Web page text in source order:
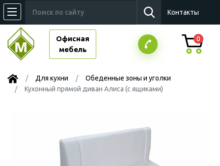
Контакты
Офисная
мебель
0
Для кухни
Обеденные зоны и уголки
Кухонный прямой диван Алиса (с ящиками)